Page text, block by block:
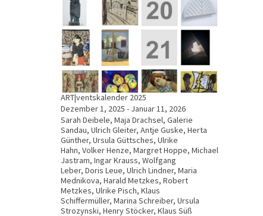
ART|ventskalender 2025
Dezember 1, 2025 - Januar 11, 2026
Sarah Deibele, Maja Drachsel, Galerie
Sandau, Ulrich Gleiter, Antje Guske, Herta
Günther, Ursula Güttsches, Ulrike
Hahn, Volker Henze, Margret Hoppe, Michael
Jastram, Ingar Krauss, Wolfgang
Leber, Doris Leue, Ulrich Lindner, Maria
Mednikova, Harald Metzkes, Robert
Metzkes, Ulrike Pisch, Klaus
Schiffermüller, Marina Schreiber, Ursula
Strozynski, Henry Stöcker, Klaus Süß